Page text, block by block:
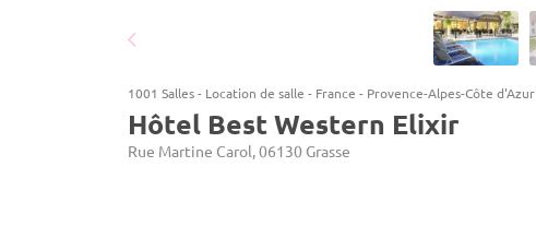
1001 Salles- Location de salle - France - Provence-Alpes-Côte d'Azur
Hôtel Best Western Elixir
Rue Martine Carol, 06130 Grasse